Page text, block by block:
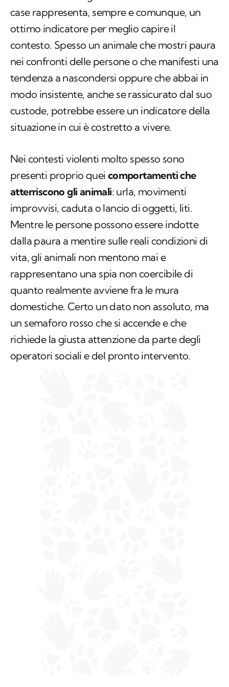
case rappresenta, sempre e comunque, un
ottimo indicatore per meglio capire il
contesto. Spesso un animale che mostri paura
nei confronti delle persone o che manifesti una
tendenza a nascondersi oppure che abbai in
modo insistente, anche se rassicurato dal suo
custode, potrebbe essere un indicatore della
situazione in cui è costretto a vivere.
Nei contesti violenti molto spesso sono
presenti proprio quei comportamenti che
atterriscono gli animali: urla, movimenti
improvvisi, caduta o lancio di oggetti, liti.
Mentre le persone possono essere indotte
dalla paura a mentire sulle reali condizioni di
vita, gli animali non mentono mai e
rappresentano una spia non coercibile di
quanto realmente avviene fra le mura
domestiche. Certo un dato non assoluto, ma
un semaforo rosso che si accende e che
richiede la giusta attenzione da parte degli
operatori sociali e del pronto intervento.